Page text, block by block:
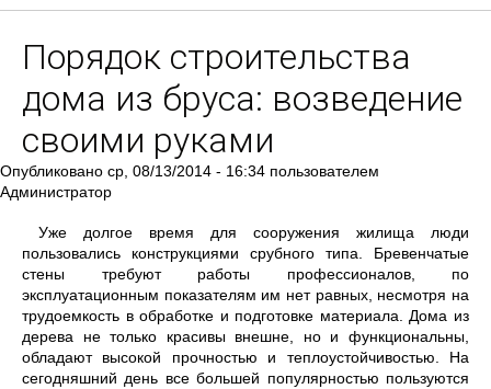
Порядок строительства
дома из бруса: возведение
своими руками
Опубликовано ср, 08/13/2014 - 16:34 пользователем
Администратор
Уже долгое время для сооружения жилища люди
пользовались конструкциями срубного типа. Бревенчатые
стены требуют работы профессионалов, по
эксплуатационным показателям им нет равных, несмотря на
трудоемкость в обработке и подготовке материала. Дома из
дерева не только красивы внешне, но и функциональны,
обладают высокой прочностью и теплоустойчивостью. На
сегодняшний день все большей популярностью пользуются